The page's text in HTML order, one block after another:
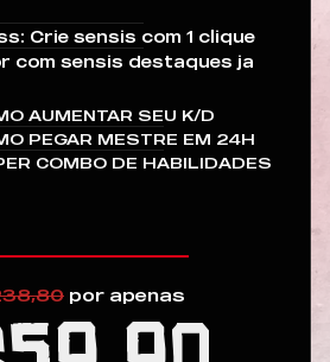
Crie sensis com 1 clique
com sensis destaques ja
AUMENTAR SEU K/D
PEGAR MESTRE EM 24H
COMBO DE HABILIDADES
por apenas